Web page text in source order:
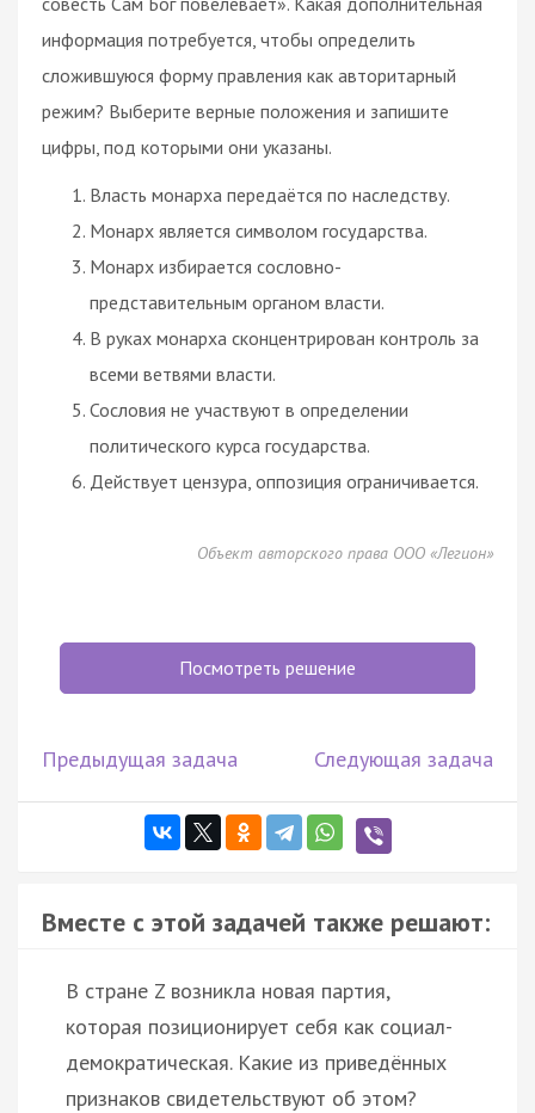
информация потребуется, чтобы определить
сложившуюся форму правления как авторитарный
режим? Выберите верные положения и запишите
цифры, под которыми они указаны.
Власть монарха передаётся по наследству.
Монарх является символом государства.
Монарх избирается сословно-
представительным органом власти.
В руках монарха сконцентрирован контроль за
всеми ветвями власти.
Сословия не участвуют в определении
политического курса государства.
Действует цензура, оппозиция ограничивается.
Объект авторского права ООО «Легион»
Посмотреть решение
Предыдущая задача Следующая задача
Вместе с этой задачей также решают:
В стране Z возникла новая партия,
которая позиционирует себя как социал-
демократическая. Какие из приведённых
признаков свидетельствуют об этом?